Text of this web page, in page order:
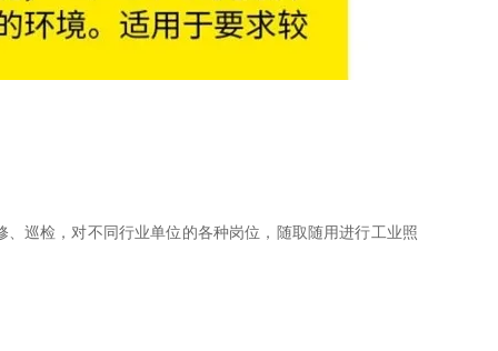
巡检，对不同行业单位的各种岗位，随取随用进行工业照